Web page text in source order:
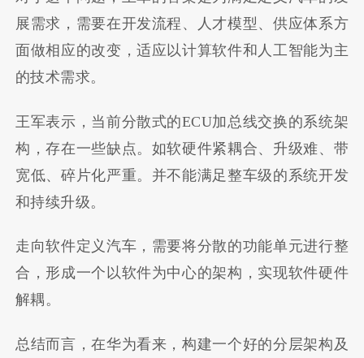
展需求，需要在开发流程、人才模型、供应体系方
面做相应的改变，适应以计算软件和人工智能为主
的技术需求。
王军表示，当前分散式的ECU加总线交换的系统架
构，存在一些缺点。如软硬件紧耦合、升级难、带
宽低、碎片化严重。并不能满足整车级的系统开发
和持续升级。
走向软件定义汽车，需要将分散的功能单元进行整
合，形成一个以软件为中心的架构，实现软件硬件
解耦。
总结而言，在华为看来，构建一个好的分层架构及